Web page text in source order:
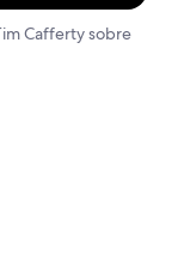
Cafferty sobre